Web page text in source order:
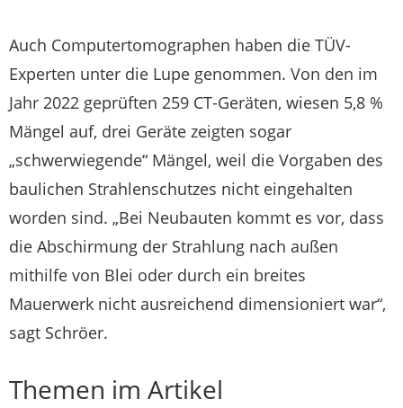
Auch Computertomographen haben die TÜV-
Experten unter die Lupe genommen. Von den im
Jahr 2022 geprüften 259 CT-Geräten, wiesen 5,8 %
Mängel auf, drei Geräte zeigten sogar
„schwerwiegende“ Mängel, weil die Vorgaben des
baulichen Strahlenschutzes nicht eingehalten
worden sind. „Bei Neubauten kommt es vor, dass
die Abschirmung der Strahlung nach außen
mithilfe von Blei oder durch ein breites
Mauerwerk nicht ausreichend dimensioniert war“,
sagt Schröer.
Themen im Artikel